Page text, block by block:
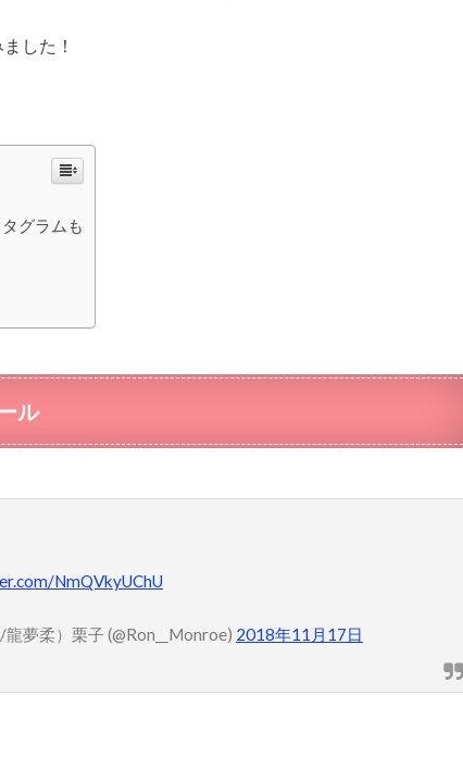
した！
グラムも
ル
NmQVkyUChU
夢柔）栗子 (@Ron__Monroe) 2018年11月17日